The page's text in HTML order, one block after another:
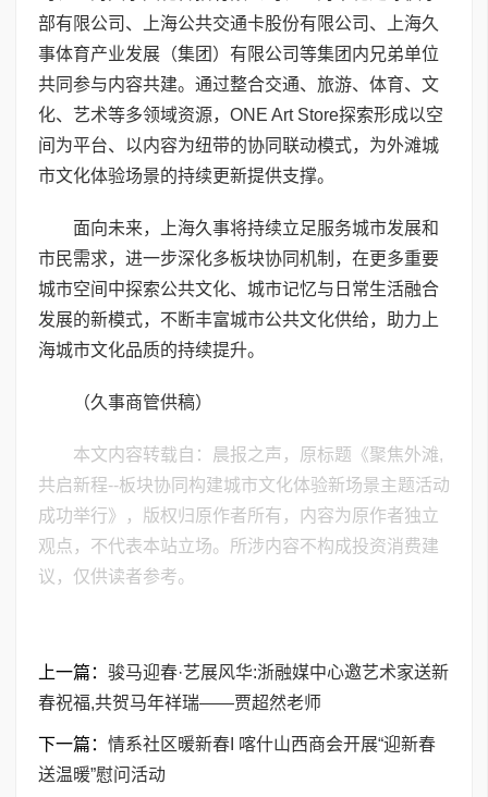
部有限公司、上海公共交通卡股份有限公司、上海久
事体育产业发展（集团）有限公司等集团内兄弟单位
共同参与内容共建。通过整合交通、旅游、体育、文
化、艺术等多领域资源，ONE Art Store探索形成以空
间为平台、以内容为纽带的协同联动模式，为外滩城
市文化体验场景的持续更新提供支撑。
面向未来，上海久事将持续立足服务城市发展和
市民需求，进一步深化多板块协同机制，在更多重要
城市空间中探索公共文化、城市记忆与日常生活融合
发展的新模式，不断丰富城市公共文化供给，助力上
海城市文化品质的持续提升。
（久事商管供稿）
本文内容转载自：晨报之声，原标题《聚焦外滩,
共启新程--板块协同构建城市文化体验新场景主题活动
成功举行》，版权归原作者所有，内容为原作者独立
观点，不代表本站立场。所涉内容不构成投资消费建
议，仅供读者参考。
上一篇： 骏马迎春·艺展风华:浙融媒中心邀艺术家送新
春祝福,共贺马年祥瑞——贾超然老师
下一篇： 情系社区暖新春I 喀什山西商会开展“迎新春
送温暖”慰问活动